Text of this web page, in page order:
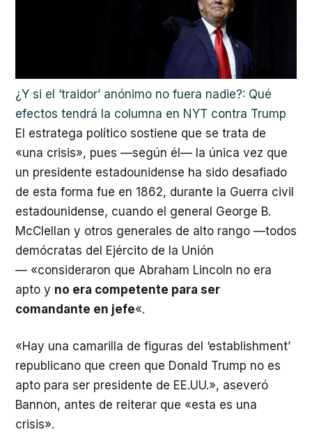
¿Y si el ‘traidor’ anónimo no fuera nadie?: Qué
efectos tendrá la columna en NYT contra Trump
El estratega político sostiene que se trata de
«una crisis», pues —según él— la única vez que
un presidente estadounidense ha sido desafiado
de esta forma fue en 1862, durante la Guerra civil
estadounidense, cuando el general George B.
McClellan y otros generales de alto rango —todos
demócratas del Ejército de la Unión
— «consideraron que Abraham Lincoln no era
apto y no era competente para ser
comandante en jefe«.
«Hay una camarilla de figuras del ‘establishment’
republicano que creen que Donald Trump no es
apto para ser presidente de EE.UU.», aseveró
Bannon, antes de reiterar que «esta es una
crisis».